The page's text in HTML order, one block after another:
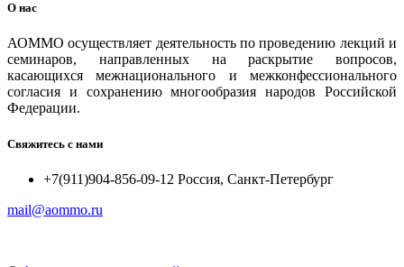
О нас
АОММО осуществляет деятельность по проведению лекций и
семинаров, направленных на раскрытие вопросов,
касающихся межнационального и межконфессионального
согласия и сохранению многообразия народов Российской
Федерации.
Свяжитесь с нами
+7(911)904-856-09-12 Россия, Санкт-Петербург
mail@aommo.ru